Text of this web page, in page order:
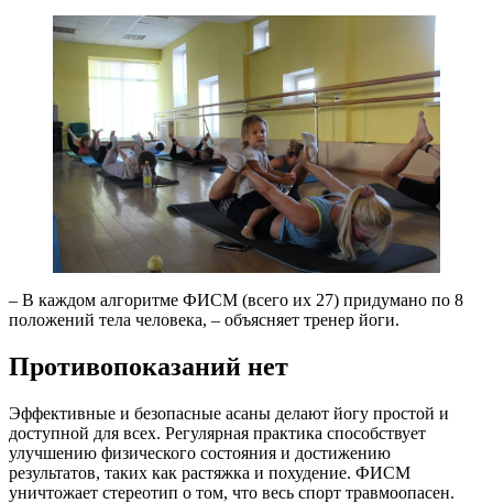
– В каждом алгоритме ФИСМ (всего их 27) придумано по 8
положений тела человека, – объясняет тренер йоги.
Противопоказаний нет
Эффективные и безопасные асаны делают йогу простой и
доступной для всех. Регулярная практика способствует
улучшению физического состояния и достижению
результатов, таких как растяжка и похудение. ФИСМ
уничтожает стереотип о том, что весь спорт травмоопасен.